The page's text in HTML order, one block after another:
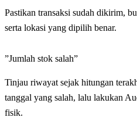
Pastikan transaksi sudah dikirim,
serta lokasi yang dipilih benar.
”Jumlah stok salah”
Tinjau riwayat sejak hitungan
tanggal yang salah, lalu lakukan
fisik.